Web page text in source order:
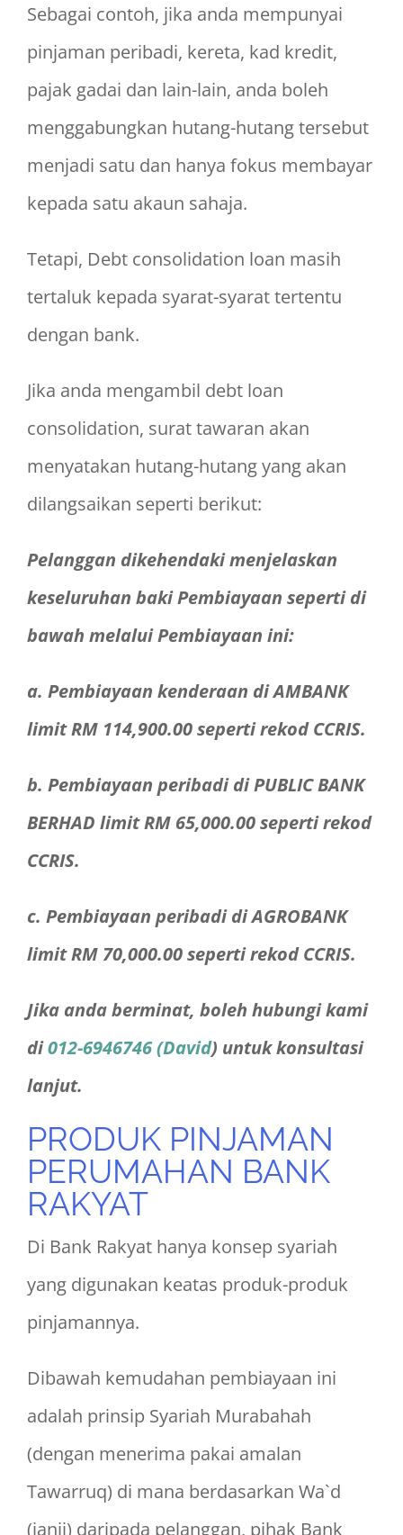
Sebagai contoh, jika anda mempunyai
pinjaman peribadi, kereta, kad kredit,
pajak gadai dan lain-lain, anda boleh
menggabungkan hutang-hutang tersebut
menjadi satu dan hanya fokus membayar
kepada satu akaun sahaja.
Tetapi, Debt consolidation loan masih
tertaluk kepada syarat-syarat tertentu
dengan bank.
Jika anda mengambil debt loan
consolidation, surat tawaran akan
menyatakan hutang-hutang yang akan
dilangsaikan seperti berikut:
Pelanggan dikehendaki menjelaskan
keseluruhan baki Pembiayaan seperti di
bawah melalui Pembiayaan ini:
a. Pembiayaan kenderaan di AMBANK
limit RM 114,900.00 seperti rekod CCRIS.
b. Pembiayaan peribadi di PUBLIC BANK
BERHAD limit RM 65,000.00 seperti rekod
CCRIS.
c. Pembiayaan peribadi di AGROBANK
limit RM 70,000.00 seperti rekod CCRIS.
Jika anda berminat, boleh hubungi kami
di012-6946746 (David) untuk konsultasi
lanjut.
PRODUK PINJAMAN
PERUMAHAN BANK
RAKYAT
Di Bank Rakyat hanya konsep syariah
yang digunakan keatas produk-produk
pinjamannya.
Dibawah kemudahan pembiayaan ini
adalah prinsip Syariah Murabahah
(dengan menerima pakai amalan
Tawarruq) di mana berdasarkan Wa`d
(janji) daripada pelanggan, pihak Bank